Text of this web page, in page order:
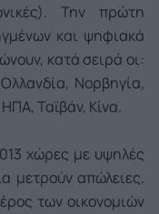
Την πρώτη
και ψηφιακά
κατά σειρά οι:
Νορβηγία,
Ταϊβάν, Κίνα.
χώρες με υψηλές
μετρούν απώλειες,
των οικονομιών